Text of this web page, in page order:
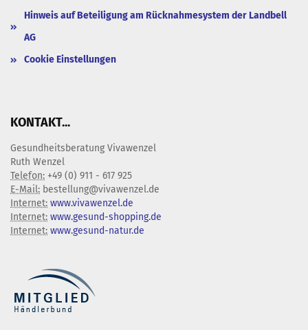
Hinweis auf Beteiligung am Rücknahmesystem der Landbell
AG
Cookie Einstellungen
KONTAKT...
Gesundheitsberatung Vivawenzel
Ruth Wenzel
Telefon: +49 (0) 911 - 617 925
E-Mail: bestellung@vivawenzel.de
Internet: www.vivawenzel.de
Internet: www.gesund-shopping.de
Internet: www.gesund-natur.de